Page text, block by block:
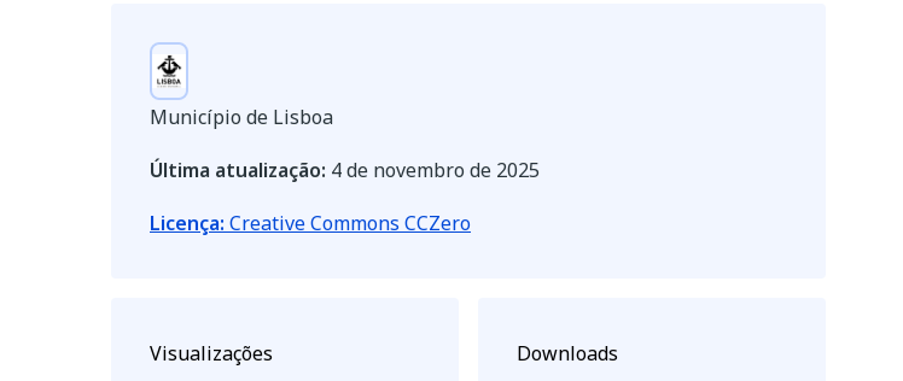
Município de Lisboa
Última atualização: 4 de novembro de 2025
Licença: Creative Commons CCZero
Visualizações Downloads